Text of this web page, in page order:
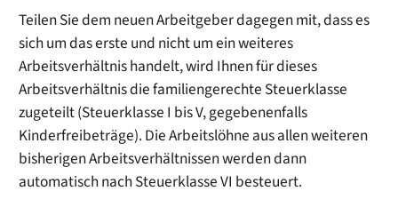
Teilen Sie dem neuen Arbeitgeber dagegen mit, dass es
sich um das erste und nicht um ein weiteres
Arbeitsverhältnis handelt, wird Ihnen für dieses
Arbeitsverhältnis die familiengerechte Steuerklasse
zugeteilt (Steuerklasse I bis V, gegebenenfalls
Kinderfreibeträge). Die Arbeitslöhne aus allen weiteren
bisherigen Arbeitsverhältnissen werden dann
automatisch nach Steuerklasse VI besteuert.